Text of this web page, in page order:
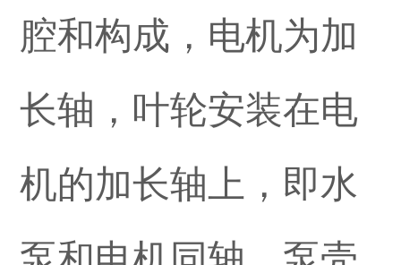
腔和构成，电机为加
长轴，叶轮安装在电
机的加长轴上，即水